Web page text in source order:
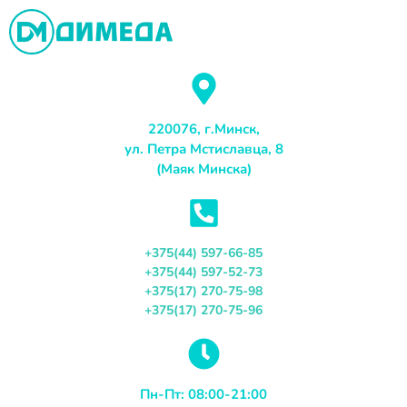
Перейти
содержимому
220076, г.Минск,
ул. Петра Мстиславца, 8
(Маяк Минска)
+375(44) 597-66-85
+375(44) 597-52-73
+375(17) 270-75-98
+375(17) 270-75-96
Пн-Пт: 08:00-21:00